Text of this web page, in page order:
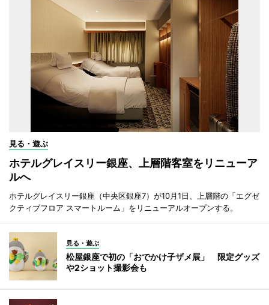
見る・遊ぶ
ホテルグレイスリー銀座、上層階客室をリニューア
ルへ
ホテルグレイスリー銀座（中央区銀座7）が10月1日、上層階の「エグゼ
クティブフロア スマートルーム」をリニューアルオープンする。
見る・遊ぶ
松屋銀座で初の「おでかけ子ザメ展」 限定グッズ
や2ショット撮影会も